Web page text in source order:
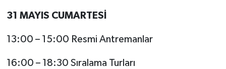
31 MAYIS CUMARTESİ
13:00 – 15:00 Resmi Antremanlar
16:00 – 18:30 Sıralama Turları